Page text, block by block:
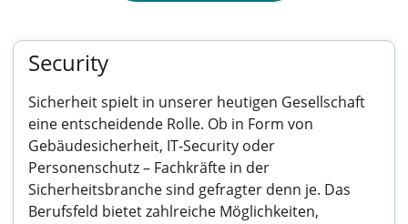
Security
Sicherheit spielt in unserer heutigen Gesellschaft
eine entscheidende Rolle. Ob in Form von
Gebäudesicherheit, IT-Security oder
Personenschutz – Fachkräfte in der
Sicherheitsbranche sind gefragter denn je. Das
Berufsfeld bietet zahlreiche Möglichkeiten,